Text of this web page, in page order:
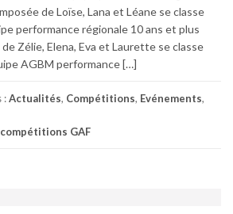
de Loïse, Lana et Léane se classe
performance régionale 10 ans et plus
Zélie, Elena, Eva et Laurette se classe
AGBM performance […]
:Actualités, Compétitions, Evénements,
GAF